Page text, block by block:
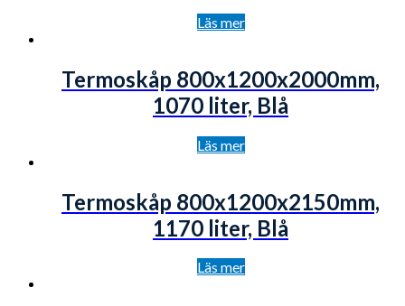
Läs mer
Termoskåp 800x1200x2000mm,
1070 liter, Blå
Läs mer
Termoskåp 800x1200x2150mm,
1170 liter, Blå
Läs mer